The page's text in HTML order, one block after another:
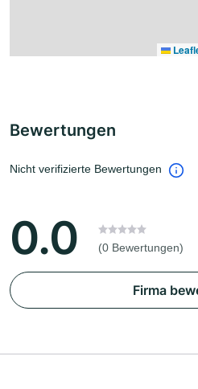
Bewertungen
Nicht verifizierte Bewertungen
0.0 (0 Bewertungen)
Firma